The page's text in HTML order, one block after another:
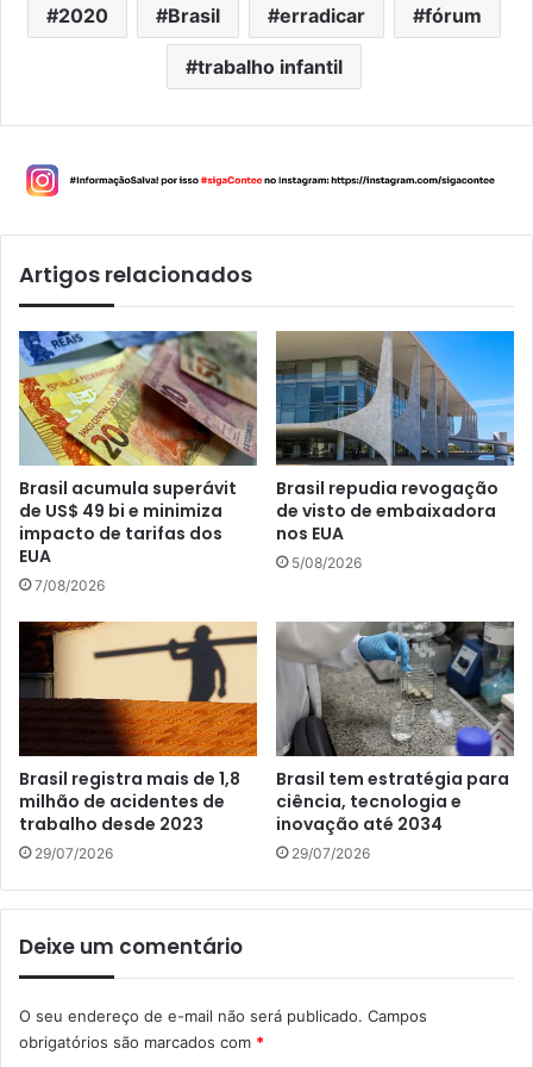
2020 Brasil erradicar fórum
trabalho infantil
Artigos relacionados
Brasil acumula superávit
de US$ 49 bi e minimiza
impacto de tarifas dos
EUA
7/08/2026
Brasil repudia revogação
de visto de embaixadora
nos EUA
5/08/2026
Brasil registra mais de 1,8
milhão de acidentes de
trabalho desde 2023
29/07/2026
Brasil tem estratégia para
ciência, tecnologia e
inovação até 2034
29/07/2026
Deixe um comentário
O seu endereço de e-mail não será publicado. Campos
obrigatórios são marcados com *